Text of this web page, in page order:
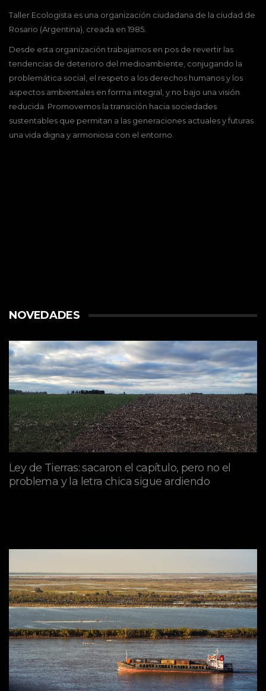
Taller Ecologista es una organización ciudadana de la ciudad de
Rosario (Argentina), creada en 1985.
Desde esta organización trabajamos en pos de revertir las
tendencias de deterioro del medioambiente, conjugando la
problemática social, el respeto a los derechos humanos y los
aspectos ambientales en forma integral, y no bajo una visión
reducida. Promovemos la transición hacia sociedades
sustentables que permitan a las generaciones actuales y futuras
una vida digna y armoniosa con el entorno.
NOVEDADES
Ley de Tierras: sacaron el capítulo, pero no el
problema y la letra chica sigue ardiendo